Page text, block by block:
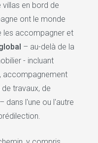
en bord de
ont le monde
les accompagner et
– au-delà de la
- incluant
accompagnement
travaux, de
dans l'une ou l'autre